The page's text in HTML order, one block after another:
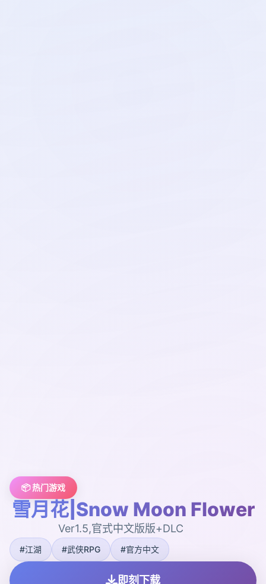
📦 热门游戏
雪月花|Snow Moon Flower
Ver1.5,官式中文版版+DLC
#江湖 #武侠RPG #官方中文
即刻下载